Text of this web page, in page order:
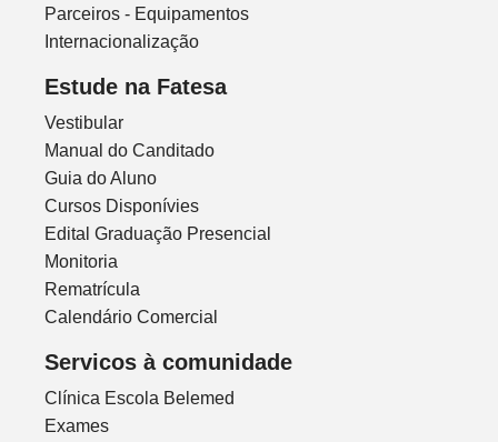
Parceiros - Equipamentos
Internacionalização
Estude na Fatesa
Vestibular
Manual do Canditado
Guia do Aluno
Cursos Disponívies
Edital Graduação Presencial
Monitoria
Rematrícula
Calendário Comercial
Servicos à comunidade
Clínica Escola Belemed
Exames